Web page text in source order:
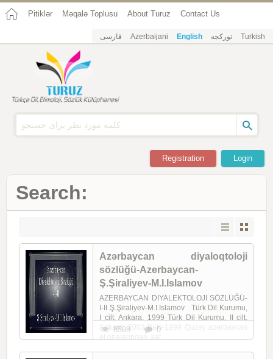
Pitiklər Məqalə Toplusu About Turuz Contact Us
فارسی Azerbaijani English تورکجه Turkish
Login
Registration
Search:
Azərbaycan diyaloqtoloji
sözlüğü-Azerbaycan-
Ş.Şiraliyev-M.I.Islamov
AZERBAYCAN DIYALEKTOLOJI SÖZLÜĞÜ-
I-II Ş.Şiraliyev-M.I.Islamov Türk Dil Kurumu,
I cilt, Ankara, 1999 Türk Dil Kurumu, II cilt,
Ankara, 2003 Baki-1999 Quzey azərbaycan
el obalarından, kət ...
8598 0